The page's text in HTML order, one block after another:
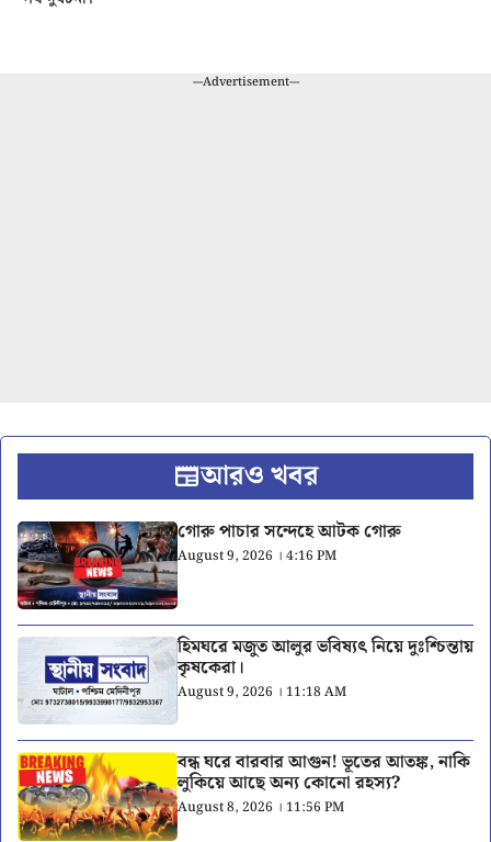
---Advertisement---
আরও খবর
গোরু পাচার সন্দেহে আটক গোরু
August 9, 2026 । 4:16 PM
হিমঘরে মজুত আলুর ভবিষ্যৎ নিয়ে দুঃশ্চিন্তায়
কৃষকেরা।
August 9, 2026 । 11:18 AM
বন্ধ ঘরে বারবার আগুন! ভূতের আতঙ্ক, নাকি
লুকিয়ে আছে অন্য কোনো রহস্য?
August 8, 2026 । 11:56 PM